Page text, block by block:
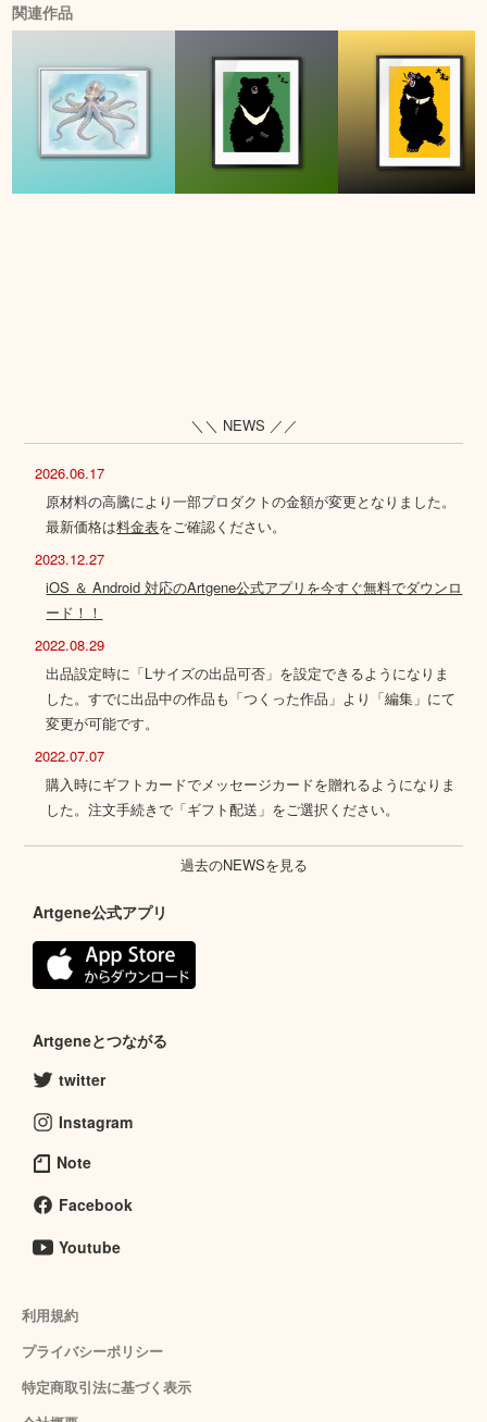
関連作品
＼＼ NEWS ／／
2026.06.17
原材料の高騰により一部プロダクトの金額が変更となりました。
最新価格は料金表をご確認ください。
2023.12.27
iOS ＆ Android 対応のArtgene公式アプリを今すぐ無料でダウンロ
ード！！
2022.08.29
出品設定時に「Lサイズの出品可否」を設定できるようになりま
した。すでに出品中の作品も「つくった作品」より「編集」にて
変更が可能です。
2022.07.07
購入時にギフトカードでメッセージカードを贈れるようになりま
した。注文手続きで「ギフト配送」をご選択ください。
過去のNEWSを見る
Artgene公式アプリ
Artgeneとつながる
twitter
Instagram
Note
Facebook
Youtube
利用規約
プライバシーポリシー
特定商取引法に基づく表示